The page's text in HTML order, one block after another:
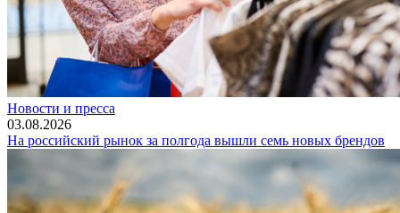
Новости и пресса
03.08.2026
На российский рынок за полгода вышли семь новых брендов